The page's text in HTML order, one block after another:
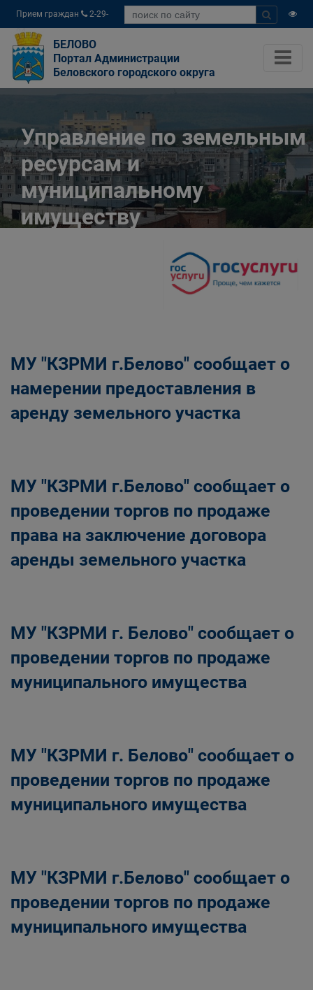
Прием граждан
2-29-
04
БЕЛОВО
Портал Администрации
Беловского городского округа
Управление по земельным
ресурсам и
муниципальному
имуществу
Беловского городского
Беловского городского округа
Управление по земельным ресурсам и
муниципальному имуществу Администрации
Беловского городского округа
МУ "КЗРМИ г.Белово" сообщает о
намерении предоставления в
аренду земельного участка
МУ "КЗРМИ г.Белово" сообщает о
проведении торгов по продаже
права на заключение договора
аренды земельного участка
МУ "КЗРМИ г. Белово" сообщает о
проведении торгов по продаже
муниципального имущества
МУ "КЗРМИ г. Белово" сообщает о
проведении торгов по продаже
муниципального имущества
МУ "КЗРМИ г.Белово" сообщает о
проведении торгов по продаже
муниципального имущества